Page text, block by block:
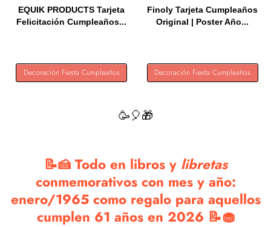
EQUIK PRODUCTS Tarjeta
Felicitación Cumpleaños...
Decoración Fiesta Cumpleaños
Finoly Tarjeta Cumpleaños
Original | Poster Año...
Decoración Fiesta Cumpleaños
🥳🎈🎁
📝🍰 Todo en libros y libretas
conmemorativos con mes y año:
enero/1965 como regalo para aquellos
cumplen 61 años en 2026 📝🧁